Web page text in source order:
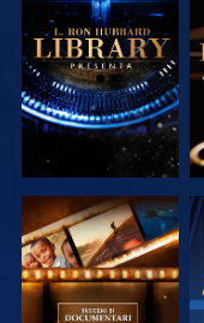
ESPLORA LE
SERIE
ESPLORA LE
SERIE